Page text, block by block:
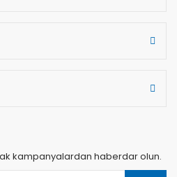
kampanyalardan haberdar olun.